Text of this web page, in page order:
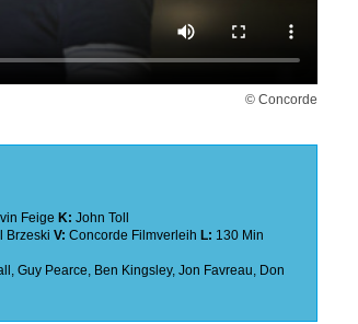
© Concorde
Feige K: John Toll
Brzeski V: Concorde Filmverleih L: 130 Min
, Guy Pearce, Ben Kingsley, Jon Favreau, Don